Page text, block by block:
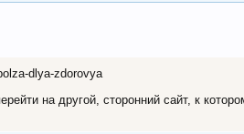
dlya-zdorovya
на другой, сторонний сайт, к